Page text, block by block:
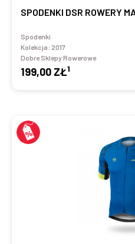
SPODENKI DSR ROWERY
Spodenki
Kolekcja: 2017
Dobre Sklepy Rowerowe
199,00 ZŁ1